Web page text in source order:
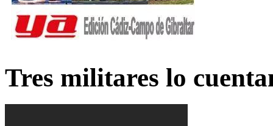
Tres militares lo